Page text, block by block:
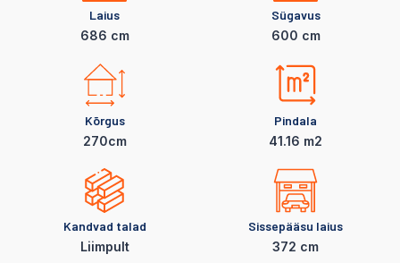
Laius
686 cm
Sügavus
600 cm
Kõrgus
270cm
Pindala
41.16 m2
Kandvad talad
LiimpuIt
Sissepääsu laius
372 cm